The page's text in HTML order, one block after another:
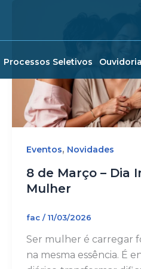
Processos Seletivos Ouvidoria
Eventos, Novidades
8 de Março – Dia
Mulher
fac /11/03/2026
Ser mulher é carregar
na mesma essência. É